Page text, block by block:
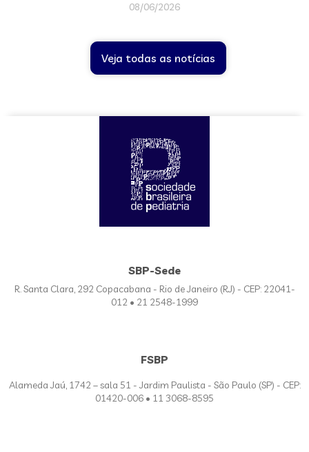
08/06/2026
Veja todas as notícias
SBP-Sede
R. Santa Clara, 292 Copacabana - Rio de Janeiro (RJ) - CEP: 22041-
012 • 21 2548-1999
FSBP
Alameda Jaú, 1742 – sala 51 - Jardim Paulista - São Paulo (SP) - CEP:
01420-006 • 11 3068-8595